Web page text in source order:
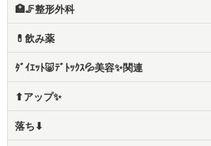
🏥🦵整形外科
💊飲み薬
ﾀﾞｲｴｯﾄ🐷ﾃﾞﾄｯｸｽ💦美容✨関連
⬆アップ✨
落ち⬇